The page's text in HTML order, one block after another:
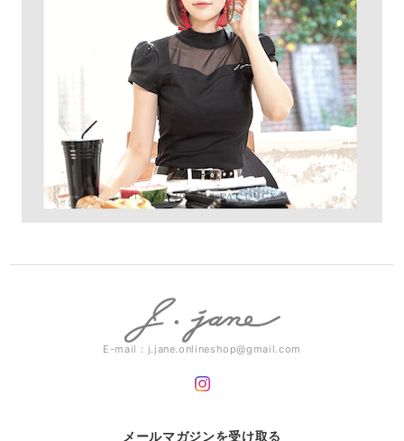
E-mail： j.jane.onlineshop@gmail.com
メールマガジンを受け取る